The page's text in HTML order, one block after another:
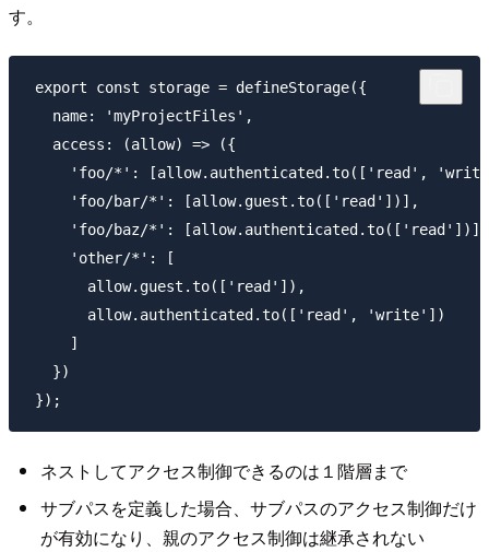
す。
export const storage = defineStorage({
   name: 'myProjectFiles',
   access: (allow) => ({
'foo/*': [allow.authenticated.to(['read',
     'foo/bar/*': [allow.guest.to(['read'])],
     'foo/baz/*': [allow.authenticated.to(['read'])],
     'other/*': [
       allow.guest.to(['read']),
       allow.authenticated.to(['read', 'write'])
     ]
   })
ネストしてアクセス制御できるのは１階層まで
サブパスを定義した場合、サブパスのアクセス制御だけ
が有効になり、親のアクセス制御は継承されない